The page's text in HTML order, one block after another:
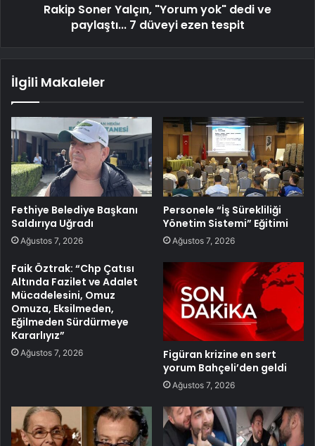
Rakip Soner Yalçın, "Yorum yok" dedi ve
paylaştı... 7 düveyi ezen tespit
İlgili Makaleler
Fethiye Belediye Başkanı
Saldırıya Uğradı
Ağustos 7, 2026
Personele “İş Sürekliliği
Yönetim Sistemi” Eğitimi
Ağustos 7, 2026
Faik Öztrak: “Chp Çatısı
Altında Fazilet ve Adalet
Mücadelesini, Omuz
Omuza, Eksilmeden,
Eğilmeden Sürdürmeye
Kararlıyız”
Ağustos 7, 2026
Figüran krizine en sert
yorum Bahçeli’den geldi
Ağustos 7, 2026